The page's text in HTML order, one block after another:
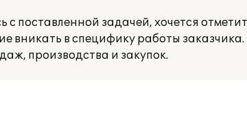
задачей, хочется
вникать в специфику работы заказчика.
производства и закупок.